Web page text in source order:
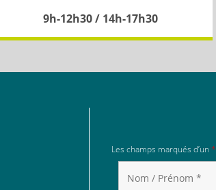
9h-12h30 / 14h-17h30
Les champs marqués d’un *